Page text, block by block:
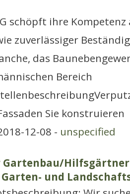
schöpft ihre
zuverlässiger
das
Bereich
Sie konstruieren
12-08 - unspecified
und